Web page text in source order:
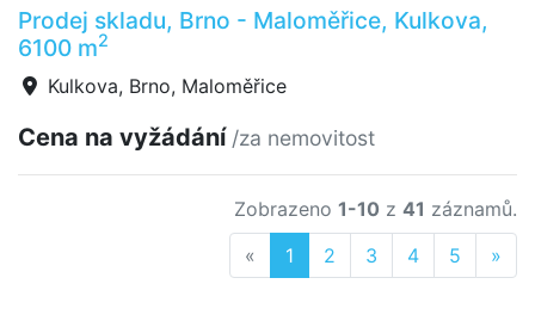
Prodej skladu, Brno - Maloměřice, Kulkova,
6100 m2
Kulkova, Brno, Maloměřice
Cena na vyžádání /za nemovitost
Zobrazeno 1-10 z 41 záznamů.
« Previous
1 2 3 4 5 »